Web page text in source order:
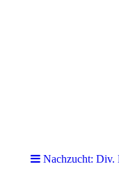
Nachzucht: Div.